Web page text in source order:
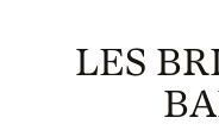
LES